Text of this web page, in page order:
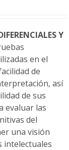
Y
en el
de
así
de sus
evaluar las
del
una visión
intelectuales